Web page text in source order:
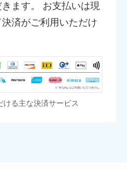
ます。 お支払いは現
済がご利用いただけ
ける主な決済サービス